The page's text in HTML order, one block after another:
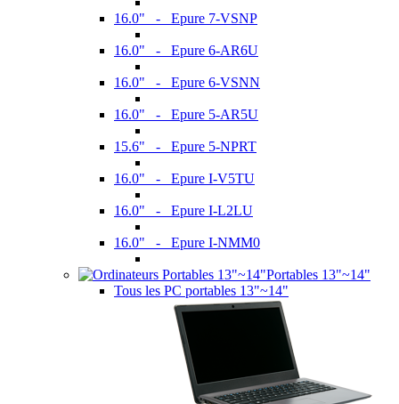
16.0" - Epure 7-VSNP
16.0" - Epure 6-AR6U
16.0" - Epure 6-VSNN
16.0" - Epure 5-AR5U
15.6" - Epure 5-NPRT
16.0" - Epure I-V5TU
16.0" - Epure I-L2LU
16.0" - Epure I-NMM0
Portables 13"~14"
Tous les PC portables 13"~14"